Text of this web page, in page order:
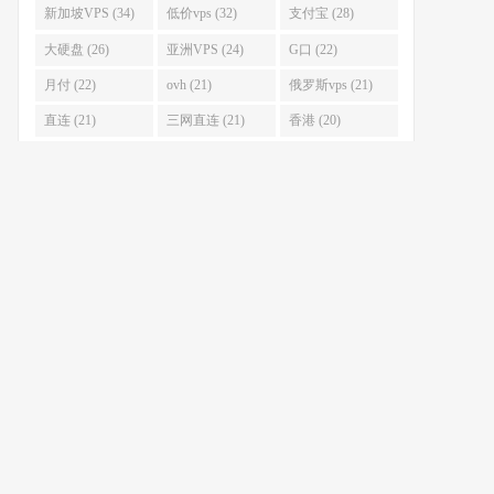
新加坡VPS (34) 低价vps (32) 支付宝 (28)
大硬盘 (26) 亚洲VPS (24) G口 (22)
月付 (22) ovh (21) 俄罗斯vps (21)
直连 (21) 三网直连 (21) 香港 (20)